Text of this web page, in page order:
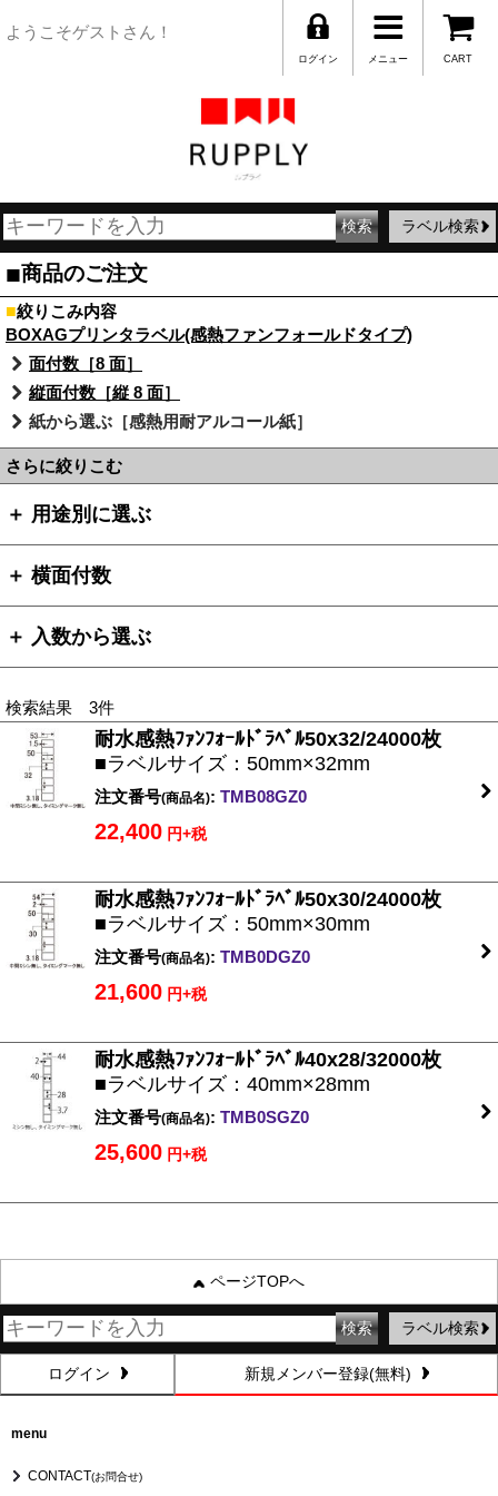
ようこそゲストさん！
CART
メニュー
ログイン
ラベル検索
■商品のご注文
■絞りこみ内容
BOXAGプリンタラベル(感熱ファンフォールドタイプ)
面付数［8 面］
縦面付数［縦 8 面］
紙から選ぶ［感熱用耐アルコール紙］
さらに絞りこむ
＋ 用途別に選ぶ
＋ 横面付数
＋ 入数から選ぶ
検索結果 3件
耐水感熱ﾌｧﾝﾌｫｰﾙﾄﾞﾗﾍﾞﾙ50x32/24000枚
■ラベルサイズ：50mm×32mm
注文番号(商品名): TMB08GZ0
22,400 円+税
耐水感熱ﾌｧﾝﾌｫｰﾙﾄﾞﾗﾍﾞﾙ50x30/24000枚
■ラベルサイズ：50mm×30mm
注文番号(商品名): TMB0DGZ0
21,600 円+税
耐水感熱ﾌｧﾝﾌｫｰﾙﾄﾞﾗﾍﾞﾙ40x28/32000枚
■ラベルサイズ：40mm×28mm
注文番号(商品名): TMB0SGZ0
25,600 円+税
ページTOPへ
ラベル検索
ログイン 新規メンバー登録(無料)
menu
CONTACT(お問合せ)